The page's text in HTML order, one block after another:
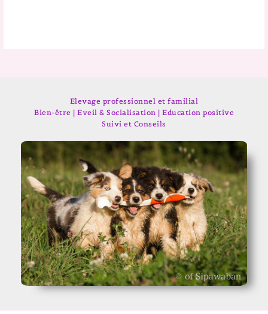
Elevage professionnel et familial
Bien-être | Eveil & Socialisation | Education positive
Suivi et Conseils